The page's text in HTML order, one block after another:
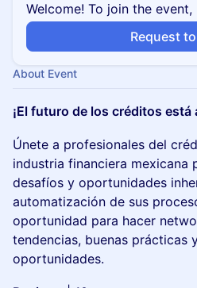
Welcome! To join the
Request
About Event
¡El futuro de los créditos está
Únete a profesionales del
industria financiera mexicana
desafíos y oportunidades
automatización de sus
oportunidad para hacer
tendencias, buenas prácticas
oportunidades.